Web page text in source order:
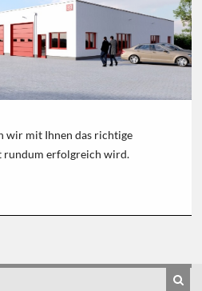
wir mit Ihnen das richtige
rundum erfolgreich wird.